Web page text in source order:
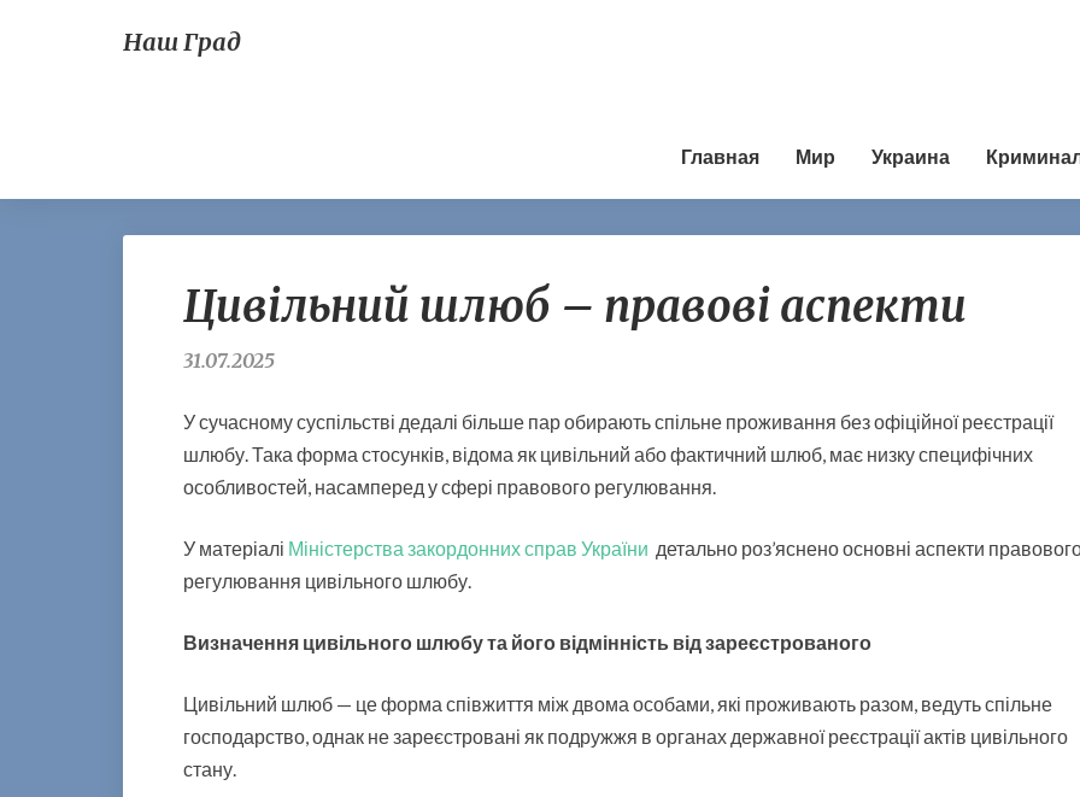
Наш Град
Главная Мир Украина
и
в
н
и
й
ю
п
а
о
Цивільний шлюб – правові аспекти
31.07.2025
У сучасному суспільстві дедалі більше пар обирають спільне проживання без офіційної реєстрації
шлюбу. Така форма стосунків, відома як цивільний або фактичний шлюб, має низку специфічних
особливостей, насамперед у сфері правового регулювання.
У матеріалі Міністерства закордонних справ України детально роз’яснено основні аспекти
регулювання цивільного шлюбу.
Визначення цивільного шлюбу та його відмінність від зареєстрованого
Цивільний шлюб — це форма співжиття між двома особами, які проживають разом, ведуть спільне
господарство, однак не зареєстровані як подружжя в органах державної реєстрації актів цивільного
стану.